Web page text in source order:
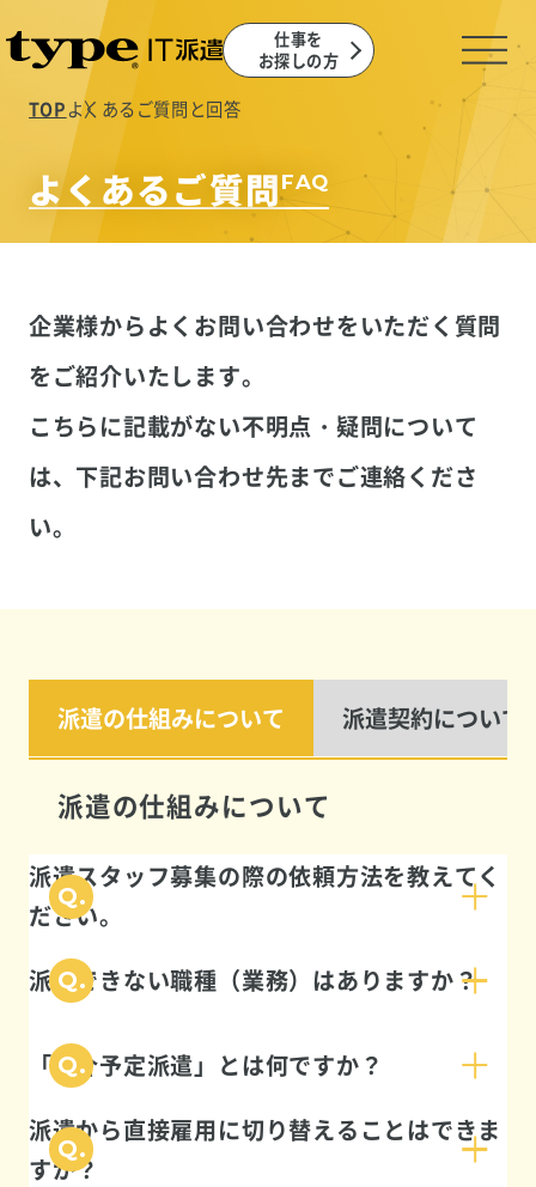
仕事を
お探しの方
TOPよくあるご質問と回答
よくあるご質問FAQ
企業様からよくお問い合わせをいただく質問
をご紹介いたします。
こちらに記載がない不明点・疑問について
は、下記お問い合わせ先までご連絡くださ
い。
派遣の仕組みについて 派遣契約について
派遣の仕組みについて
派遣スタッフ募集の際の依頼方法を教えてく
ださい。
派遣できない職種（業務）はありますか？
「紹介予定派遣」とは何ですか？
派遣から直接雇用に切り替えることはできま
すか？